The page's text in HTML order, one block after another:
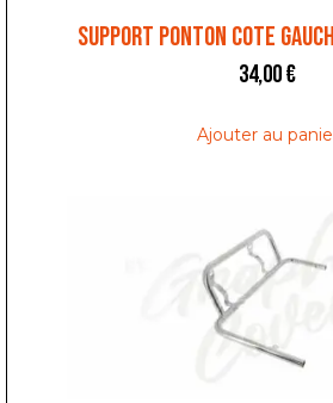
SUPPORT PONTON COTE
34,00€
Ajouter au